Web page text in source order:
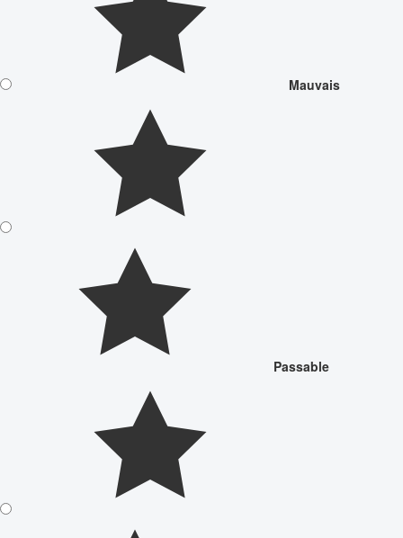
Mauvais
Passable